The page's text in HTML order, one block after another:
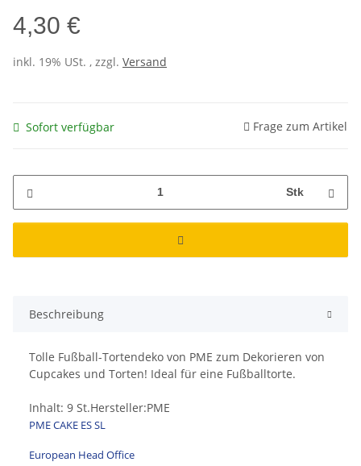
4,30 €
inkl. 19% USt. , zzgl. Versand
Sofort verfügbar Frage zum Artikel
Stk
Beschreibung
Tolle Fußball-Tortendeko von PME zum Dekorieren von
Cupcakes und Torten! Ideal für eine Fußballtorte.
Inhalt: 9 St.Hersteller:PME
PME CAKE ES SL
European Head Office